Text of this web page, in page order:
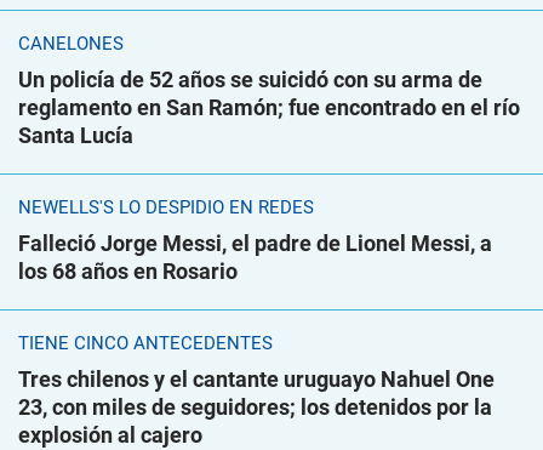
CANELONES
Un policía de 52 años se suicidó con su arma de
reglamento en San Ramón; fue encontrado en el río
Santa Lucía
NEWELLS'S LO DESPIDIÓ EN REDES
Falleció Jorge Messi, el padre de Lionel Messi, a
los 68 años en Rosario
TIENE CINCO ANTECEDENTES
Tres chilenos y el cantante uruguayo Nahuel One
23, con miles de seguidores; los detenidos por la
explosión al cajero